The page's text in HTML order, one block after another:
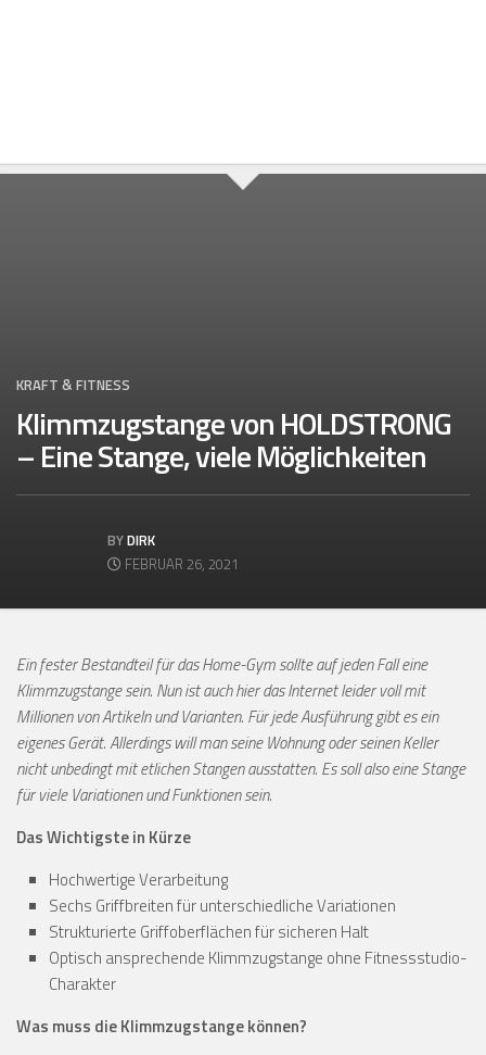
KRAFT & FITNESS
Klimmzugstange von HOLDSTRONG
– Eine Stange, viele Möglichkeiten
BYDIRK
FEBRUAR 26, 2021
Ein fester Bestandteil für das Home-Gym sollte auf jeden Fall eine
Klimmzugstange sein. Nun ist auch hier das Internet leider voll mit
Millionen von Artikeln und Varianten. Für jede Ausführung gibt es ein
eigenes Gerät. Allerdings will man seine Wohnung oder seinen Keller
nicht unbedingt mit etlichen Stangen ausstatten. Es soll also eine Stange
für viele Variationen und Funktionen sein.
Das Wichtigste in Kürze
Hochwertige Verarbeitung
Sechs Griffbreiten für unterschiedliche Variationen
Strukturierte Griffoberflächen für sicheren Halt
Optisch ansprechende Klimmzugstange ohne Fitnessstudio-
Charakter
Was muss die Klimmzugstange können?